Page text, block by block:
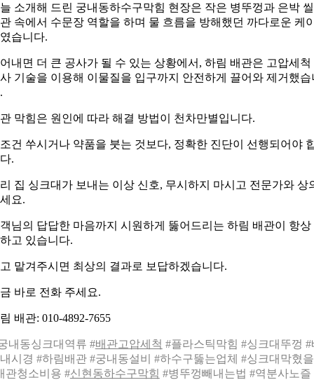
소개해 드린 궁내동하수구막힘 현장은 작은 병뚜껑과 은박
속에서 수문장 역할을 하며 물 흐름을 방해했던 까다로운 케
습니다.
내면 더 큰 공사가 될 수 있는 상황에서, 하림 배관은 고압세척
기술을 이용해 이물질을 입구까지 안전하게 끌어와 제거했습
막힘은 원인에 따라 해결 방법이 천차만별입니다.
건 쑤시거나 약품을 붓는 것보다, 정확한 진단이 선행되어야
.
집 싱크대가 보내는 이상 신호, 무시하지 마시고 전문가와 상
요.
님의 답답한 마음까지 시원하게 뚫어드리는 하림 배관이 항상
고 있습니다.
맡겨주시면 최상의 결과로 보답하겠습니다.
바로 전화 주세요.
배관: 010-4892-7655
내동싱크대역류 #배관고압세척 #플라스틱막힘 #싱크대뚜껑 #
시경 #하림배관 #궁내동설비 #하수구뚫는업체 #싱크대막혔
관청소비용 #신현동하수구막힘 #병뚜껑빼내는법 #역분사노즐